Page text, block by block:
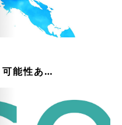
可能性あ…